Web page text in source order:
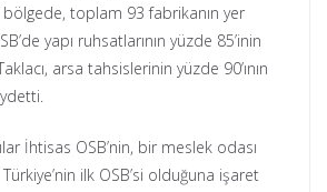
bölgede, toplam 93 fabrikanın yer
yapı ruhsatlarının yüzde 85’inin
arsa tahsislerinin yüzde 90’ının
İhtisas OSB’nin, bir meslek odası
ilk OSB’si olduğuna işaret